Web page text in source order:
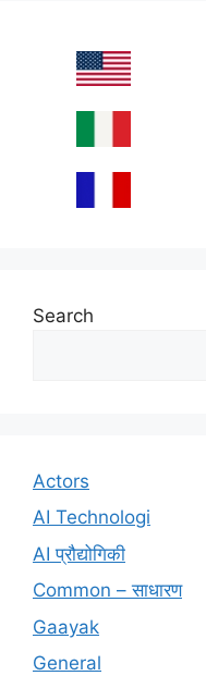
Search
Actors
AI Technologi
AI प्रौद्योगिकी
Common – साधारण
Gaayak
General